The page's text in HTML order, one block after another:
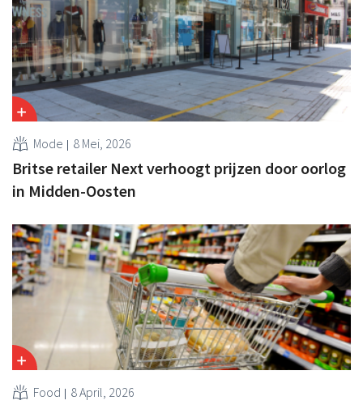
Mode 8 Mei, 2026
Britse retailer Next verhoogt prijzen door oorlog
in Midden-Oosten
Food 8 April, 2026